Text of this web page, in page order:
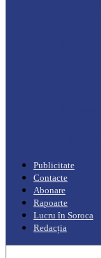
Publicitate
Contacte
Abonare
Rapoarte
Lucru în Soroca
Redacția